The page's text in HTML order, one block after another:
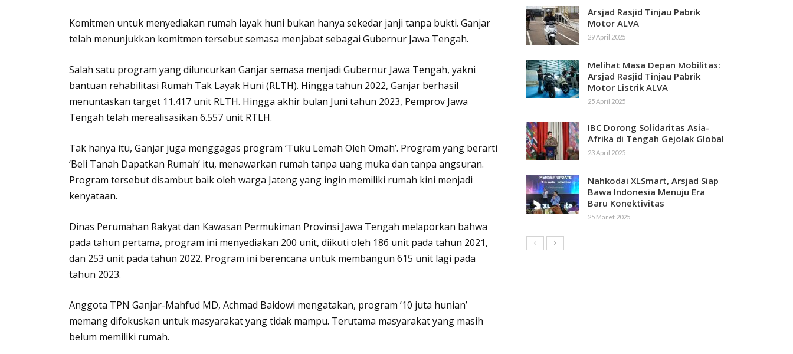
Komitmen untuk menyediakan rumah layak huni bukan hanya sekedar janji tanpa bukti. Ganjar
telah menunjukkan komitmen tersebut semasa menjabat sebagai Gubernur Jawa Tengah.
Salah satu program yang diluncurkan Ganjar semasa menjadi Gubernur Jawa Tengah, yakni
bantuan rehabilitasi Rumah Tak Layak Huni (RLTH). Hingga tahun 2022, Ganjar berhasil
menuntaskan target 11.417 unit RLTH. Hingga akhir bulan Juni tahun 2023, Pemprov Jawa
Tengah telah merealisasikan 6.557 unit RTLH.
Tak hanya itu, Ganjar juga menggagas program ‘Tuku Lemah Oleh Omah’. Program yang berarti
‘Beli Tanah Dapatkan Rumah’ itu, menawarkan rumah tanpa uang muka dan tanpa angsuran.
Program tersebut disambut baik oleh warga Jateng yang ingin memiliki rumah kini menjadi
kenyataan.
Dinas Perumahan Rakyat dan Kawasan Permukiman Provinsi Jawa Tengah melaporkan bahwa
pada tahun pertama, program ini menyediakan 200 unit, diikuti oleh 186 unit pada tahun 2021,
dan 253 unit pada tahun 2022. Program ini berencana untuk membangun 615 unit lagi pada
tahun 2023.
Anggota TPN Ganjar-Mahfud MD, Achmad Baidowi mengatakan, program ’10 juta hunian’
memang difokuskan untuk masyarakat yang tidak mampu. Terutama masyarakat yang masih
belum memiliki rumah.
Arsjad Rasjid Tinjau Pabrik
Motor ALVA
29 April 2025
Melihat Masa Depan Mobilitas:
Arsjad Rasjid Tinjau Pabrik
Motor Listrik ALVA
25 April 2025
IBC Dorong Solidaritas Asia-
Afrika di Tengah Gejolak Global
23 April 2025
Nahkodai XLSmart, Arsjad Siap
Bawa Indonesia Menuju Era
Baru Konektivitas
25 Maret 2025